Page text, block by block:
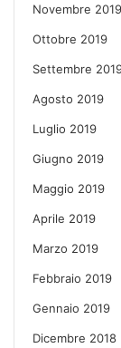
Novembre 2019
Ottobre 2019
Settembre
Agosto 2019
Luglio 2019
Giugno 2019
Maggio 2019
Aprile 2019
Marzo 2019
Febbraio 2019
Gennaio 2019
Dicembre 2018